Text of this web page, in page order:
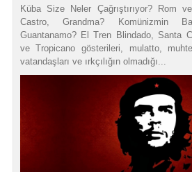
Küba Size Neler Çağrıştırıyor? Rom
Castro, Grandma? Komünizmin
Guantanamo? El Tren Blindado, Santa
ve Tropicano gösterileri, mulatto,
vatandaşları ve ırkçılığın olmadığı...